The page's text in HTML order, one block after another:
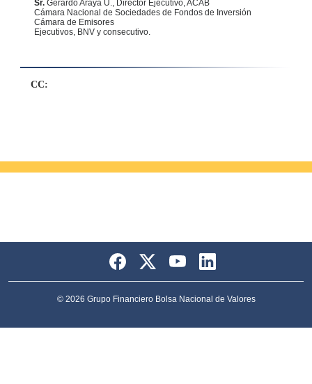
Sr. Gerardo Araya U., Director Ejecutivo, ACAB
Cámara Nacional de Sociedades de Fondos de Inversión
Cámara de Emisores
Ejecutivos, BNV y consecutivo.
CC:
© 2026 Grupo Financiero Bolsa Nacional de Valores